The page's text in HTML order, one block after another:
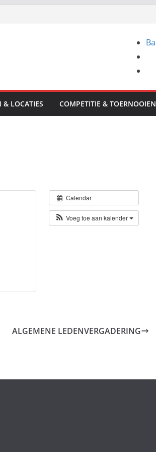
& LOCATIES COMPETITIE & TOERNOOIEN
Calendar
Voeg toe aan kalender
ALGEMENE LEDENVERGADERING